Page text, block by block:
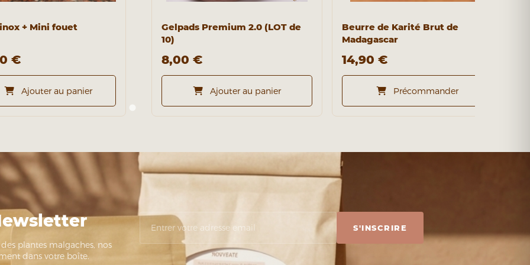
+ Mini fouet
€
Ajouter au panier
Gelpads Premium 2.0 (LOT de
10)
8,00 €
Ajouter au panier
Beurre de Karité Brut de
Madagascar
14,90 €
Précommander
plantes malgaches, nos
dans votre boîte.
S'INSCRIRE